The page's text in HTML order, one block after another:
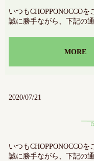
いつもCHOPPONOCCO
誠に勝手ながら、下記の
MORE
2020/07/21
いつもCHOPPONOCCO
誠に勝手ながら、下記の